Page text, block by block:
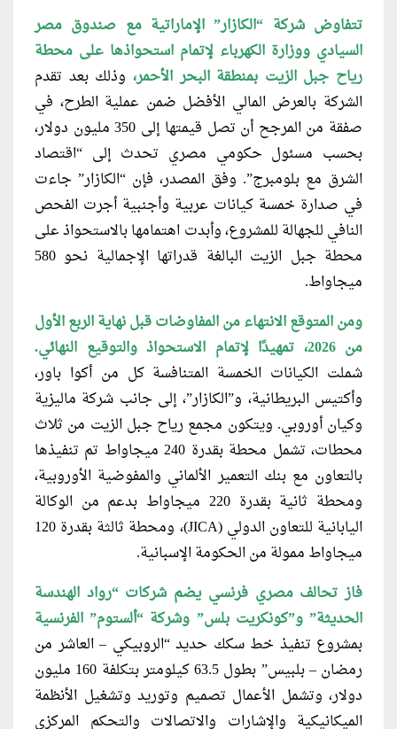
تتفاوض شركة “الكازار” الإماراتية مع صندوق مصر
السيادي ووزارة الكهرباء لإتمام استحواذها على محطة
رياح جبل الزيت بمنطقة البحر الأحمر، وذلك بعد تقدم
الشركة بالعرض المالي الأفضل ضمن عملية الطرح، في
صفقة من المرجح أن تصل قيمتها إلى 350 مليون دولار،
بحسب مسئول حكومي مصري تحدث إلى “اقتصاد
الشرق مع بلومبرج”. وفق المصدر، فإن “الكازار” جاءت
في صدارة خمسة كيانات عربية وأجنبية أجرت الفحص
النافي للجهالة للمشروع، وأبدت اهتمامها بالاستحواذ على
محطة جبل الزيت البالغة قدراتها الإجمالية نحو 580
ميجاواط.
ومن المتوقع الانتهاء من المفاوضات قبلنهاية الربع الأول
من 2026، تمهيدًا لإتمام الاستحواذ والتوقيع النهائي.
شملت الكيانات الخمسة المتنافسة كل من أكوا باور،
وأكتيس البريطانية، و”الكازار”، إلى جانب شركة ماليزية
وكيان أوروبي. ويتكون مجمع رياح جبل الزيت من ثلاث
محطات، تشمل محطة بقدرة 240 ميجاواط تم تنفيذها
بالتعاون مع بنك التعمير الألماني والمفوضية الأوروبية،
ومحطة ثانية بقدرة 220 ميجاواط بدعم من الوكالة
اليابانية للتعاون الدولي (JICA)، ومحطة ثالثة بقدرة 120
ميجاواط ممولة من الحكومة الإسبانية.
فاز تحالف مصري فرنسي يضم شركات “رواد الهندسة
الحديثة” و”كونكريت بلس” وشركة “ألستوم” الفرنسية
بمشروع تنفيذ خط سكك حديد “الروبيكي – العاشر من
رمضان – بلبيس” بطول 63.5 كيلومتر بتكلفة 160 مليون
دولار، وتشمل الأعمال تصميم وتوريد وتشغيل الأنظمة
الميكانيكية والإشارات والاتصالات والتحكم المركزي